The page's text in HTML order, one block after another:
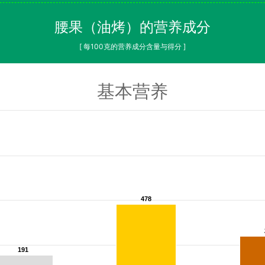
腰果（油烤）的营养成分
[ 每100克的营养成分含量与得分 ]
基本营养
191
191
478
478